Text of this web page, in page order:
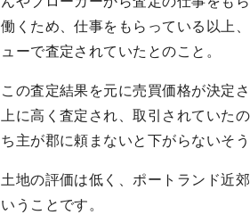
働くため、仕事をもらっている以上
ューで査定されていたとのこと。
この査定結果を元に売買価格が決定
上に高く査定され、取引されていた
ち主が郡に頼まないと下がらないそう
土地の評価は低く、ポートランド近
いうことです。